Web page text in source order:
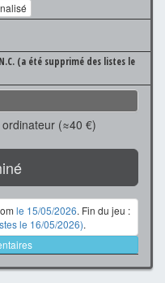
(a été supprimé des listes le
(≈40 €)
le 15/05/2026. Fin du jeu :
le 16/05/2026).